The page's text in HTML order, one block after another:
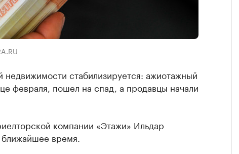
недвижимости стабилизируется: ажиотажный
февраля, пошел на спад, а продавцы начали
компании «Этажи» Ильдар
время.